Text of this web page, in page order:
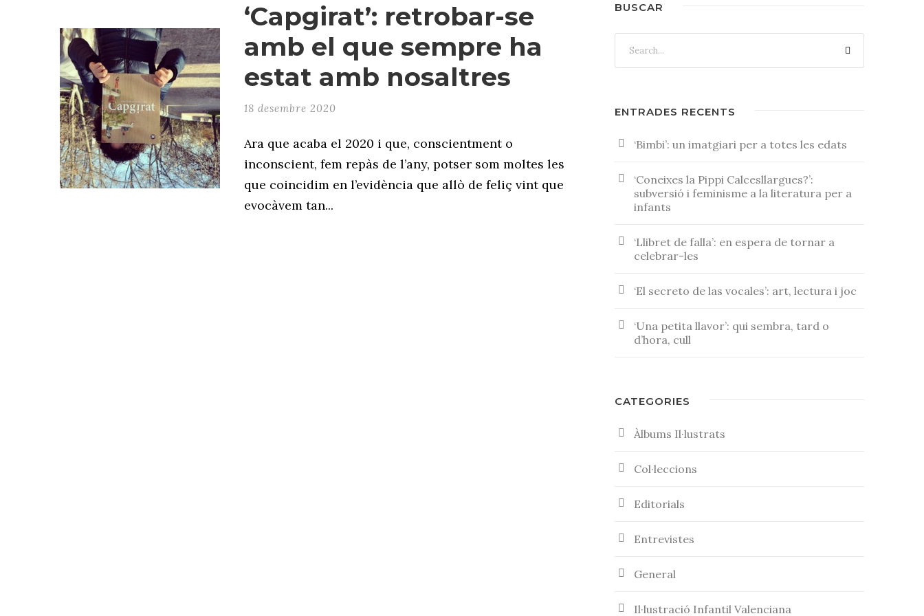
‘Capgirat’: retrobar-se
amb el que sempre ha
estat amb nosaltres
18 desembre 2020
Ara que acaba el 2020 i que, conscientment o
inconscient, fem repàs de l’any, potser som moltes les
que coincidim en l’evidència que allò de feliç vint que
evocàvem tan...
BUSCAR
ENTRADES RECENTS
‘Bimbi’: un imatgiari per a totes les edats
‘Coneixes la Pippi Calcesllargues?’:
subversió i feminisme a la literatura per a
infants
‘Llibret de falla’: en espera de tornar a
celebrar-les
‘El secreto de las vocales’: art, lectura i joc
‘Una petita llavor’: qui sembra, tard o
d’hora, cull
CATEGORIES
Àlbums Il·lustrats
Col·leccions
Editorials
Entrevistes
General
Il·lustració Infantil Valenciana